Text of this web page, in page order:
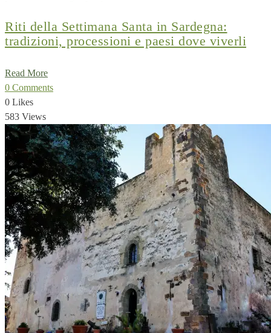
Riti della Settimana Santa in Sardegna:
tradizioni, processioni e paesi dove viverli
Read More
0 Comments
0 Likes
583 Views